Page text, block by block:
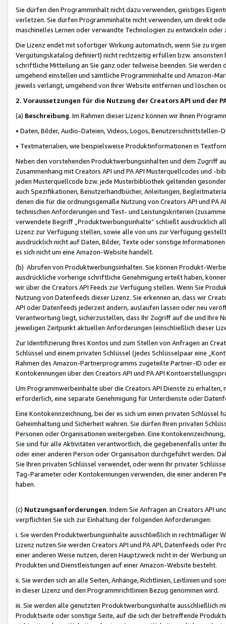
Sie dürfen den Programminhalt nicht dazu verwenden, geistiges
verletzen. Sie dürfen Programminhalte nicht verwenden, um direkt
maschinelles Lernen oder verwandte Technologien zu entwickeln
Die Lizenz endet mit sofortiger Wirkung automatisch, wenn Sie zu
Vergütungskatalog definiert) nicht rechtzeitig erfüllen bzw. ansonsten
schriftliche Mitteilung an Sie ganz oder teilweise beenden. Sie werden
umgehend einstellen und sämtliche Programminhalte und Amazon-
jeweils verlangt, umgehend von Ihrer Website entfernen und löschen
2. Voraussetzungen für die Nutzung der Creators API und der
(a) Beschreibung. Im Rahmen dieser Lizenz können wir Ihnen
• Daten, Bilder, Audio-Dateien, Videos, Logos, Benutzerschnittstellen-
• Textmaterialien, wie beispielsweise Produktinformationen in
Neben den vorstehenden Produktwerbungsinhalten und dem Zugriff
Zusammenhang mit Creators API und PA API Musterquellcodes und
jeden Musterquellcode bzw. jede Musterbibliothek geltenden
auch Spezifikationen, Benutzerhandbücher, Anleitungen,
denen die für die ordnungsgemäße Nutzung von Creators API und PA
technischen Anforderungen und Test- und Leistungskriterien
verwendete Begriff „Produktwerbungsinhalte“ schließt ausdrücklich
Lizenz zur Verfügung stellen, sowie alle von uns zur Verfügung
ausdrücklich nicht auf Daten, Bilder, Texte oder sonstige
es sich nicht um eine Amazon-Website handelt.
(b) Abrufen von Produktwerbungsinhalten. Sie können Produkt-
ausdrückliche vorherige schriftliche Genehmigung erteilt haben,
wir über die Creators API Feeds zur Verfügung stellen. Wenn Sie
Nutzung von Datenfeeds dieser Lizenz. Sie erkennen an, dass wir
API oder Datenfeeds jederzeit ändern, auslaufen lassen oder neu
Verantwortung liegt, sicherzustellen, dass Ihr Zugriff auf die und Ihre
jeweiligen Zeitpunkt aktuellen Anforderungen (einschließlich dieser
Zur Identifizierung Ihres Kontos und zum Stellen von Anfragen an
Schlüssel und einem privaten Schlüssel (jedes Schlüsselpaar eine
Rahmen des Amazon-Partnerprogramms zugeteilte Partner-ID oder
Kontokennungen über den Creators API und PA API
Um Programmwerbeinhalte über die Creators API Dienste zu
erforderlich, eine separate Genehmigung für Unterdienste oder
Eine Kontokennzeichnung, bei der es sich um einen privaten
Geheimhaltung und Sicherheit wahren. Sie dürfen Ihren privaten
Personen oder Organisationen weitergeben. Eine
Sie sind für alle Aktivitäten verantwortlich, die gegebenenfalls unter
oder einer anderen Person oder Organisation durchgeführt werden.
Sie Ihren privaten Schlüssel verwendet, oder wenn Ihr privater
Tag-Parameter oder Kontokennungen verwenden, die einer anderen
haben.
(c) Nutzungsanforderungen. Indem Sie Anfragen an Creators API
verpflichten Sie sich zur Einhaltung der folgenden Anforderungen:
i. Sie werden Produktwerbungsinhalte ausschließlich in rechtmäßiger
Lizenz nutzen.Sie werden Creators API und PA API, Datenfeeds oder
einer anderen Weise nutzen, deren Hauptzweck nicht in der Werbung
Produkten und Dienstleistungen auf einer Amazon-Website besteht.
ii. Sie werden sich an alle Seiten, Anhänge, Richtlinien, Leitlinien und
in dieser Lizenz und den Programmrichtlinien Bezug genommen wird.
iii. Sie werden alle genutzten Produktwerbungsinhalte ausschließlich
Produktseite oder sonstige Seite, auf die sich der betreffende